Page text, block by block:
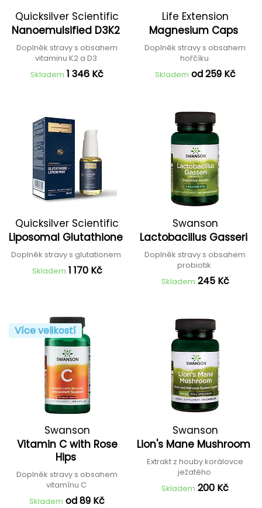
Quicksilver Scientific
Nanoemulsified D3K2
Doplněk stravy s obsahem
vitaminu K2 a D3
Skladem 1 346 Kč
Life Extension
Magnesium Caps
Doplněk stravy s obsahem
hořčíku
Skladem od 259 Kč
Quicksilver Scientific
Liposomal Glutathione
Doplněk stravy s glutationem
Skladem 1 170 Kč
Swanson
Lactobacillus Gasseri
Doplněk stravy s obsahem
probiotik
Skladem 245 Kč
Více velikostí
Swanson
Vitamin C with Rose
Hips
Doplněk stravy s obsahem
vitamínu C
Skladem od 89 Kč
Swanson
Lion's Mane Mushroom
Extrakt z houby korálovce
ježatého
Skladem 200 Kč